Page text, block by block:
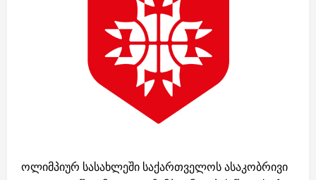
ოლიმპიურ სასახლეში საქართველოს ასაკობრივი